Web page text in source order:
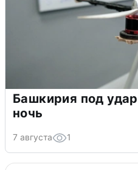
Башкирия под
ночь
7 августа 1